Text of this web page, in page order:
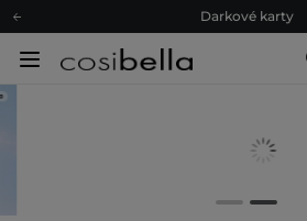
Darkové karty
Darkové karty